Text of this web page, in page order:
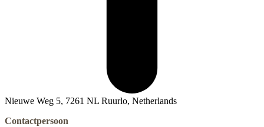
Nieuwe Weg 5, 7261 NL Ruurlo, Netherlands
Contactpersoon